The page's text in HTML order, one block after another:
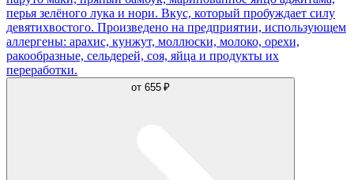
перья зелёного лука и нори. Вкус, который пробуждает силу
девятихвостого. Произведено на предприятии, использующем
аллергены: арахис, кунжут, моллюски, молоко, орехи,
ракообразные, сельдерей, соя, яйца и продукты их
переработки.
от 655 ₽